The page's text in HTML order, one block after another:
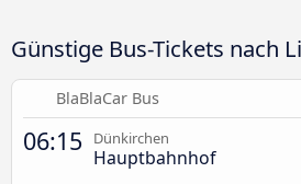
Günstige Bus-Tickets nach
BlaBlaCar Bus
06:15 Dünkirchen
Hauptbahnhof